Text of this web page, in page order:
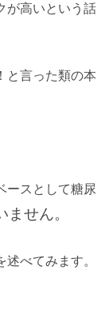
が高いという話
と言った類の本
ースとして糖尿
ません。
べてみます。